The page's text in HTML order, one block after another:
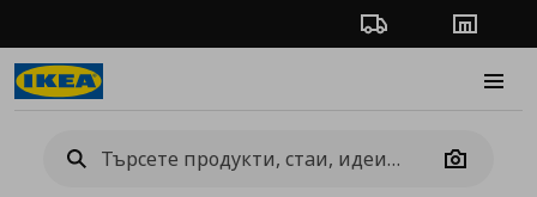
Проследяване на
Camera